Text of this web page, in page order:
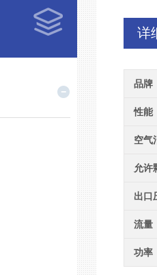
详
品牌
性能
空气
允许
出口
流量
功率